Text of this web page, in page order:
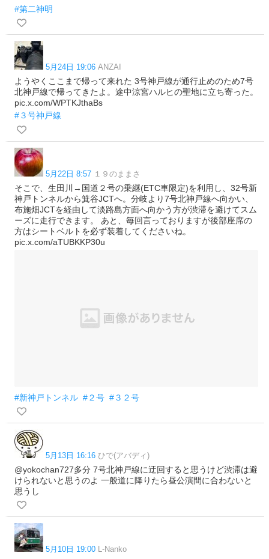
#第二神明
5月24日 19:06 ANZAI
ようやくここまで帰って来れた 3号神戸線が通行止めのため7号
北神戸線で帰ってきたよ。途中涼宮ハルヒの聖地に立ち寄った。
pic.x.com/WPTKJthaBs
#３号神戸線
5月22日 8:57 １９のままさ
そこで、生田川→国道２号の乗継(ETC車限定)を利用し、32号新
神戸トンネルから箕谷JCTへ。分岐より7号北神戸線へ向かい、
布施畑JCTを経由して淡路島方面へ向かう方が渋滞を避けてスム
ーズに走行できます。 あと、毎回言っておりますが後部座席の
方はシートベルトを必ず装着してくださいね。
pic.x.com/aTUBKKP30u
#新神戸トンネル #２号 #３２号
5月13日 16:16 ひで(アバディ)
@yokochan727多分 7号北神戸線に迂回すると思うけど渋滞は避
けられないと思うのよ 一般道に降りたら昼公演間に合わないと
思うし
5月10日 19:00 L-Nanko